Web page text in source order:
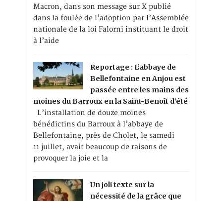
Macron, dans son message sur X publié
dans la foulée de l’adoption par l’Assemblée
nationale de la loi Falorni instituant le droit
à l’aide
Reportage : L’abbaye de
Bellefontaine en Anjou est
passée entre les mains des
moines du Barroux en la Saint-Benoît d’été
L’installation de douze moines
bénédictins du Barroux à l’abbaye de
Bellefontaine, près de Cholet, le samedi
11 juillet, avait beaucoup de raisons de
provoquer la joie et la
Un joli texte sur la
nécessité de la grâce que